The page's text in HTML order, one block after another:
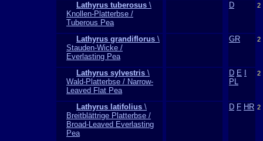
Lathyrus tuberosus \
Knollen-Platterbse /
Tuberous Pea
D 2
Lathyrus grandiflorus \
Stauden-Wicke /
Everlasting Pea
GR 2
Lathyrus sylvestris \
Wald-Platterbse / Narrow-
Leaved Flat Pea
D E
PL
2
Lathyrus latifolius \
Breitblättrige Platterbse /
Broad-Leaved Everlasting
Pea
D F HR 2